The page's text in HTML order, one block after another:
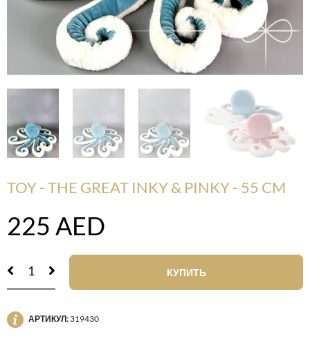
TOY - THE GREAT INKY & PINKY - 55 CM
225 AED
КУПИТЬ
АРТИКУЛ: 319430